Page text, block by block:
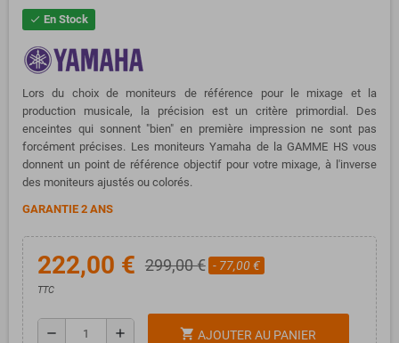
check En Stock
Lors du choix de moniteurs de référence pour le mixage et la
production musicale, la précision est un critère primordial. Des
enceintes qui sonnent "bien" en première impression ne sont pas
forcément précises. Les moniteurs Yamaha de la GAMME HS vous
donnent un point de référence objectif pour votre mixage, à l'inverse
des moniteurs ajustés ou colorés.
GARANTIE 2 ANS
222,00 € 299,00 € - 77,00 €
TTC
remove add shopping_cart AJOUTER AU PANIER